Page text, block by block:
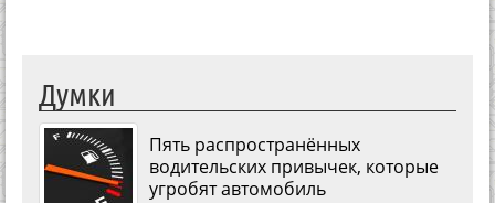
Думки
Пять распространённых
водительских привычек, которые
угробят автомобиль